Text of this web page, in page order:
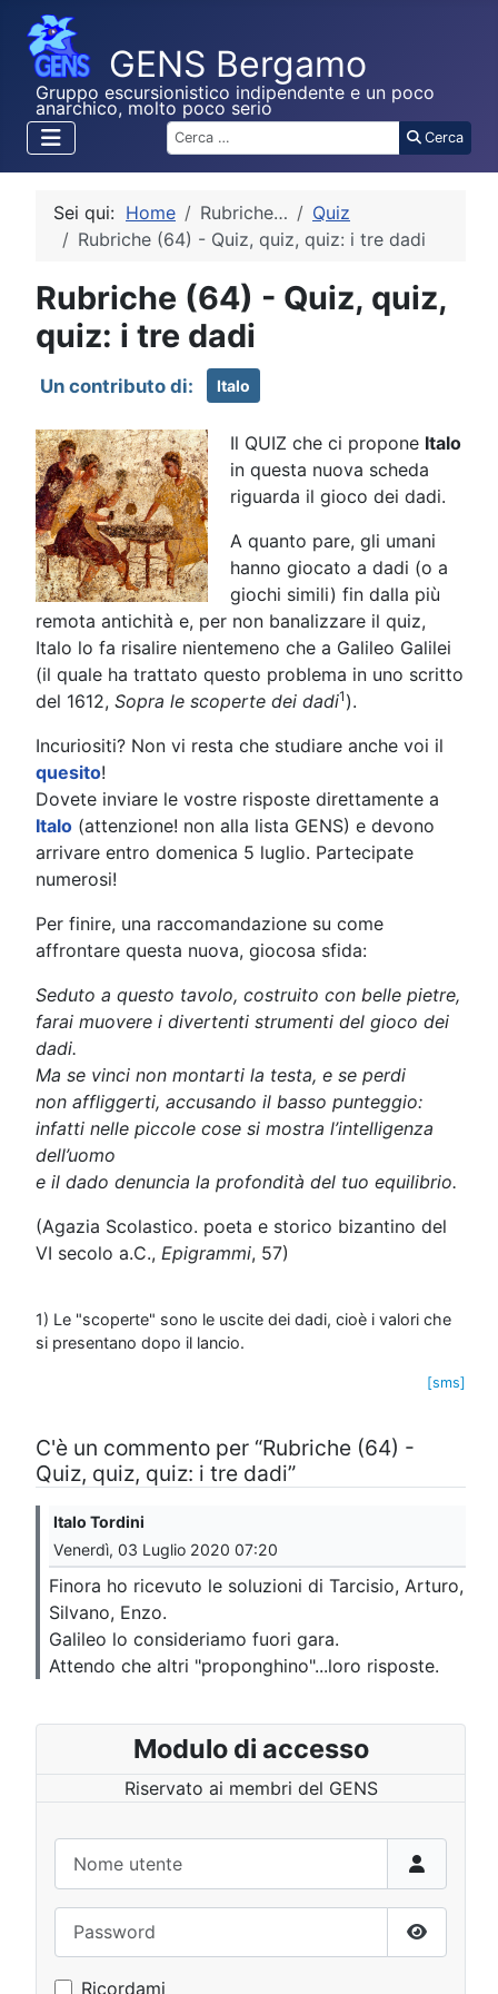
Gruppo escursionistico indipendente e un poco
anarchico, molto poco serio
Cerca
Cerca
Sei qui: Home Rubriche…
Quiz
Rubriche (64) - Quiz, quiz, quiz: i tre dadi
Rubriche (64) - Quiz, quiz,
quiz: i tre dadi
Italo
Il QUIZ che ci propone Italo
in questa nuova scheda
riguarda il gioco dei dadi.
A quanto pare, gli umani
hanno giocato a dadi (o a
giochi simili) fin dalla più
remota antichità e, per non banalizzare il quiz,
Italo lo fa risalire nientemeno che a Galileo Galilei
(il quale ha trattato questo problema in uno scritto
del 1612, Sopra le scoperte dei dadi1 ).
Incuriositi? Non vi resta che studiare anche voi il
quesito!
Dovete inviare le vostre risposte direttamente a
Italo (attenzione! non alla lista GENS) e devono
arrivare entro domenica 5 luglio. Partecipate
numerosi!
Per finire, una raccomandazione su come
affrontare questa nuova, giocosa sfida:
Seduto a questo tavolo, costruito con belle pietre,
farai muovere i divertenti strumenti del gioco dei
dadi.
Ma se vinci non montarti la testa, e se perdi
non affliggerti, accusando il basso punteggio:
infatti nelle piccole cose si mostra l’intelligenza
dell’uomo
e il dado denuncia la profondità del tuo equilibrio.
(Agazia Scolastico. poeta e storico bizantino del
VI secolo a.C., Epigrammi, 57)
1) Le "scoperte" sono le uscite dei dadi, cioè i valori che
si presentano dopo il lancio.
[sms]
C'è un commento per “Rubriche (64) -
Quiz, quiz, quiz: i tre dadi”
Italo Tordini
Venerdì, 03 Luglio 2020 07:20
Finora ho ricevuto le soluzioni di Tarcisio, Arturo,
Silvano, Enzo.
Galileo lo consideriamo fuori gara.
Attendo che altri "proponghino"...loro risposte.
Modulo di accesso
Riservato ai membri del GENS
Mostra
Ricordami